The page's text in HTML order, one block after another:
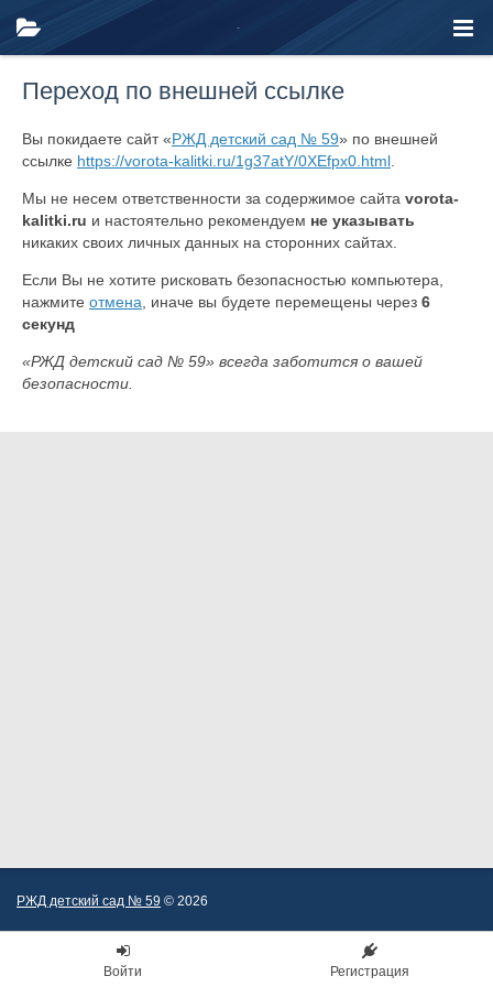
Переход по внешней ссылке
Вы покидаете сайт «РЖД детский сад № 59» по внешней
ссылке https://vorota-kalitki.ru/1g37atY/0XEfpx0.html
Мы не несем ответственности за содержимое сайта vorota-
kalitki.ru и настоятельно рекомендуем не указывать
никаких своих личных данных на сторонних сайтах.
Если Вы не хотите рисковать безопасностью компьютера,
нажмите отмена , иначе вы будете перемещены через 6
секунд
«РЖД детский сад № 59» всегда заботится о вашей
безопасности.
РЖД детский сад № 59 © 2026
Войти Регистрация